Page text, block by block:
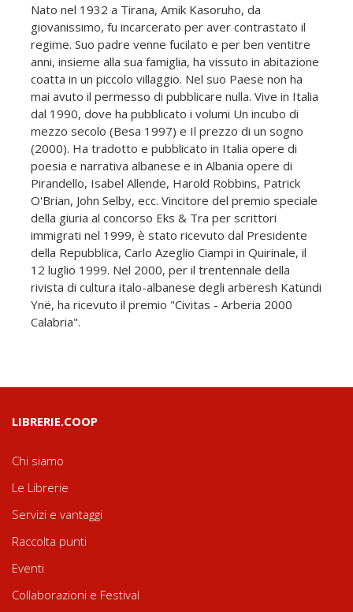
Nato nel 1932 a Tirana, Amik Kasoruho, da
giovanissimo, fu incarcerato per aver contrastato il
regime. Suo padre venne fucilato e per ben ventitre
anni, insieme alla sua famiglia, ha vissuto in abitazione
coatta in un piccolo villaggio. Nel suo Paese non ha
mai avuto il permesso di pubblicare nulla. Vive in Italia
dal 1990, dove ha pubblicato i volumi Un incubo di
mezzo secolo (Besa 1997) e Il prezzo di un sogno
(2000). Ha tradotto e pubblicato in Italia opere di
poesia e narrativa albanese e in Albania opere di
Pirandello, Isabel Allende, Harold Robbins, Patrick
O'Brian, John Selby, ecc. Vincitore del premio speciale
della giuria al concorso Eks & Tra per scrittori
immigrati nel 1999, è stato ricevuto dal Presidente
della Repubblica, Carlo Azeglio Ciampi in Quirinale, il
12 luglio 1999. Nel 2000, per il trentennale della
rivista di cultura italo-albanese degli arbëresh Katundi
Ynë, ha ricevuto il premio "Civitas - Arberia 2000
Calabria".
LIBRERIE.COOP
Chi siamo
Le Librerie
Servizi e vantaggi
Raccolta punti
Eventi
Collaborazioni e Festival